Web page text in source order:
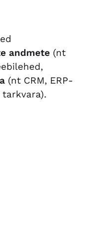
andmete (nt
(nt CRM, ERP-